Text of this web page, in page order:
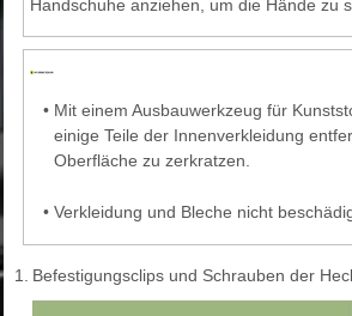
Handschuhe anziehen, um die Hände zu
• Mit einem Ausbauwerkzeug für
einige Teile der Innenverkleidung
Oberfläche zu zerkratzen.
• Verkleidung und Bleche nicht
1. Befestigungsclips und Schrauben der